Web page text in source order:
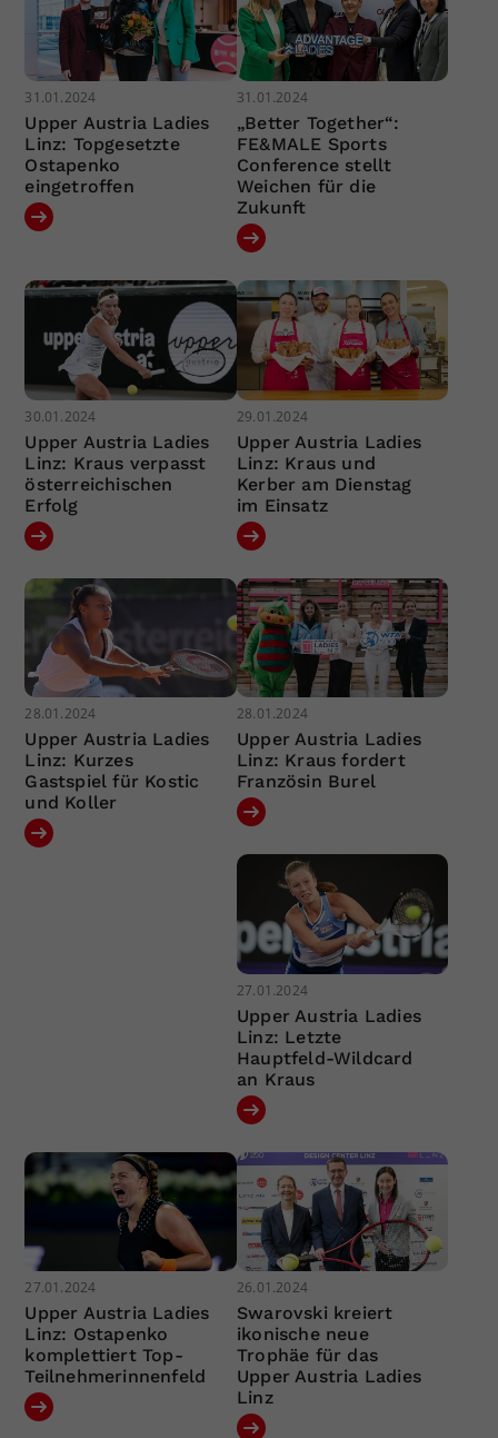
31.01.2024
Upper Austria Ladies
Linz: Topgesetzte
Ostapenko
eingetroffen
31.01.2024
„Better Together“:
FE&MALE Sports
Conference stellt
Weichen für die
Zukunft
30.01.2024
Upper Austria Ladies
Linz: Kraus verpasst
österreichischen
Erfolg
29.01.2024
Upper Austria Ladies
Linz: Kraus und
Kerber am Dienstag
im Einsatz
28.01.2024
Upper Austria Ladies
Linz: Kurzes
Gastspiel für Kostic
und Koller
28.01.2024
Upper Austria Ladies
Linz: Kraus fordert
Französin Burel
27.01.2024
Upper Austria Ladies
Linz: Letzte
Hauptfeld-Wildcard
an Kraus
27.01.2024
Upper Austria Ladies
Linz: Ostapenko
komplettiert Top-
Teilnehmerinnenfeld
26.01.2024
Swarovski kreiert
ikonische neue
Trophäe für das
Upper Austria Ladies
Linz